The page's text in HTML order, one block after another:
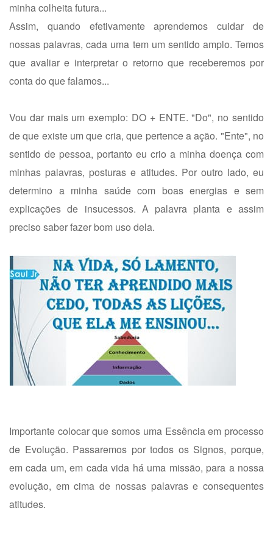
minha colheita futura...
Assim, quando efetivamente aprendemos cuidar de
nossas palavras, cada uma tem um sentido amplo. Temos
que avaliar e interpretar o retorno que receberemos por
conta do que falamos...
Vou dar mais um exemplo: DO + ENTE. "Do", no sentido
de que existe um que cria, que pertence a ação. "Ente", no
sentido de pessoa, portanto eu crio a minha doença com
minhas palavras, posturas e atitudes. Por outro lado, eu
determino a minha saúde com boas energias e sem
explicações de insucessos. A palavra planta e assim
preciso saber fazer bom uso dela.
Importante colocar que somos uma Essência em processo
de Evolução. Passaremos por todos os Signos, porque,
em cada um, em cada vida há uma missão, para a nossa
evolução, em cima de nossas palavras e consequentes
atitudes.